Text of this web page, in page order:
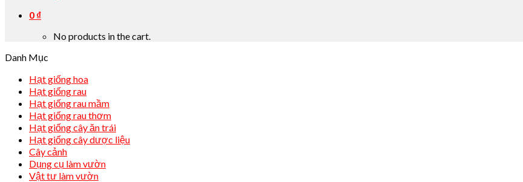
0 ₫
No products in the cart.
Danh Mục
Hạt giống hoa
Hạt giống rau
Hạt giống rau mầm
Hạt giống rau thơm
Hạt giống cây ăn trái
Hạt giống cây dược liệu
Cây cảnh
Dụng cụ làm vườn
Vật tư làm vườn